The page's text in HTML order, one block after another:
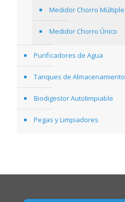
Medidor Chorro Múltiple
Medidor Chorro Único
Purificadores de Agua
Tanques de Almacenamiento
Biodigestor Autolimpiable
Pegas y Limpiadores